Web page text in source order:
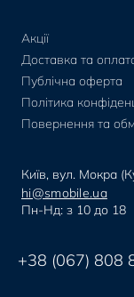
Акції
Доставка та
Публічна оферта
Політика
Повернення та
Київ, вул. Мокра
hi@smobile.ua
Пн-Нд: з 10 до 18
+38 (067) 808